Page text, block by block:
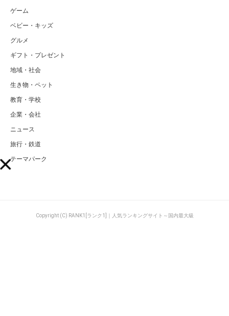
ゲーム
ベビー・キッズ
グルメ
ギフト・プレゼント
地域・社会
生き物・ペット
教育・学校
企業・会社
ニュース
旅行・鉄道
テーマパーク
Copyright (C) RANK1[ランク1]｜人気ランキングサイト～国内最大級